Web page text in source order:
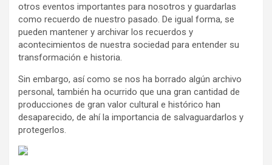
otros eventos importantes para nosotros y guardarlas
como recuerdo de nuestro pasado. De igual forma, se
pueden mantener y archivar los recuerdos y
acontecimientos de nuestra sociedad para entender su
transformación e historia.
Sin embargo, así como se nos ha borrado algún archivo
personal, también ha ocurrido que una gran cantidad de
producciones de gran valor cultural e histórico han
desaparecido, de ahí la importancia de salvaguardarlos y
protegerlos.